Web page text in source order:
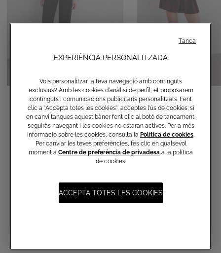
Pantalons rectes
€ 120,00
Shorts globus
€ 150,00
EXPERIÈNCIA PERSONALITZADA
Vols personalitzar la teva navegació amb continguts
exclusius? Amb les cookies d'anàlisi de perfil, et proposarem
continguts i comunicacions publicitaris personalitzats. Fent
clic a "Accepta totes les cookies", acceptes l'ús de cookies; si
en canvi tanques aquest bàner fent clic al botó de tancament,
seguiràs navegant i les cookies no estaran actives. Per a més
informació sobre les cookies, consulta la Política de cookies.
Per canviar les teves preferències, fes clic en qualsevol
moment a Centre de preferència de privadesa a la política
de cookies.
ACCEPTA TOTES LES COOKIES
Tanca